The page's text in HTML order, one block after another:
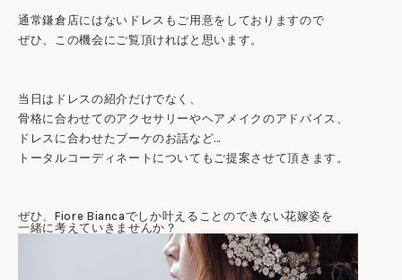
通常鎌倉店にはないドレスもご用意をしておりますので
ぜひ、この機会にご覧頂ければと思います。
当日はドレスの紹介だけでなく、
骨格に合わせてのアクセサリーやヘアメイクのアドバイス、
ドレスに合わせたブーケのお話など…
トータルコーディネートについてもご提案させて頂きます。
ぜひ、Fiore Biancaでしか叶えることのできない花嫁姿を
一緒に考えていきませんか？